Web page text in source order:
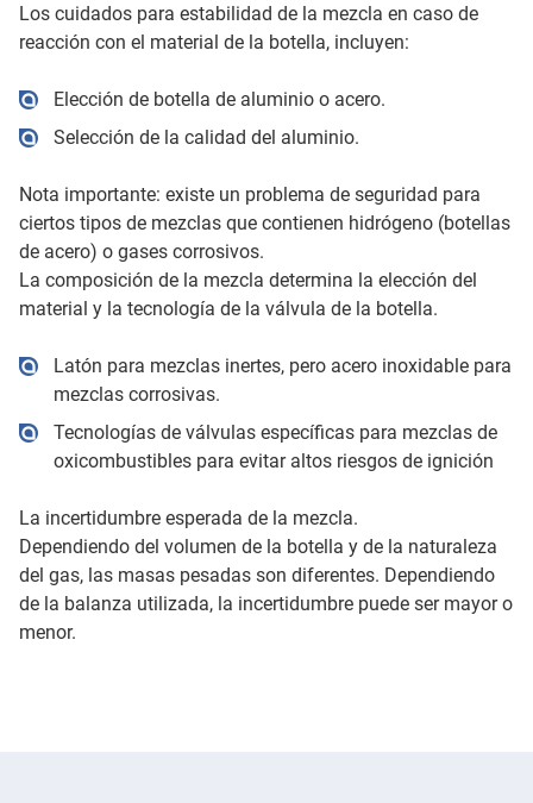
Los cuidados para estabilidad de la mezcla en caso de
reacción con el material de la botella, incluyen:
Elección de botella de aluminio o acero.
Selección de la calidad del aluminio.
Nota importante: existe un problema de seguridad para
ciertos tipos de mezclas que contienen hidrógeno (botellas
de acero) o gases corrosivos.
La composición de la mezcla determina la elección del
material y la tecnología de la válvula de la botella.
Latón para mezclas inertes, pero acero inoxidable para
mezclas corrosivas.
Tecnologías de válvulas específicas para mezclas de
oxicombustibles para evitar altos riesgos de ignición
La incertidumbre esperada de la mezcla.
Dependiendo del volumen de la botella y de la naturaleza
del gas, las masas pesadas son diferentes. Dependiendo
de la balanza utilizada, la incertidumbre puede ser mayor o
menor.